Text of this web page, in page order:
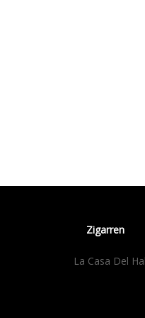
Zigarren
La Casa Del